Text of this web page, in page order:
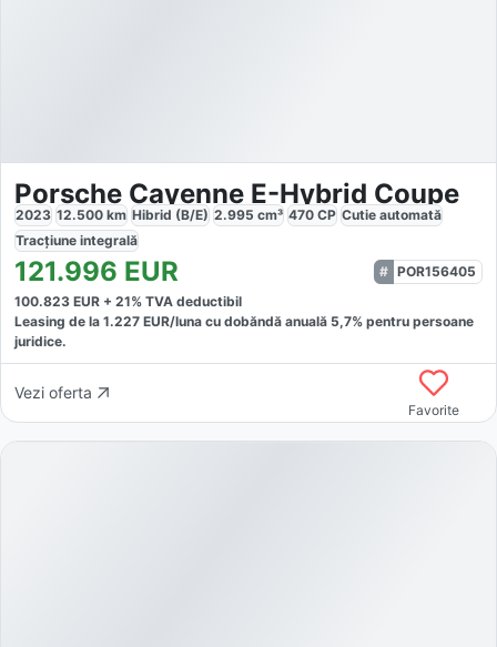
Porsche Cayenne E-Hybrid Coupe
2023 12.500 km Hibrid (B/E) 2.995 cm³ 470 CP Cutie automată
Tracțiune integrală
121.996 EUR
POR156405
100.823 EUR + 21% TVA deductibil
Leasing de la 1.227 EUR/luna cu dobăndă anuală 5,7% pentru persoane
juridice.
Vezi oferta
Favorite